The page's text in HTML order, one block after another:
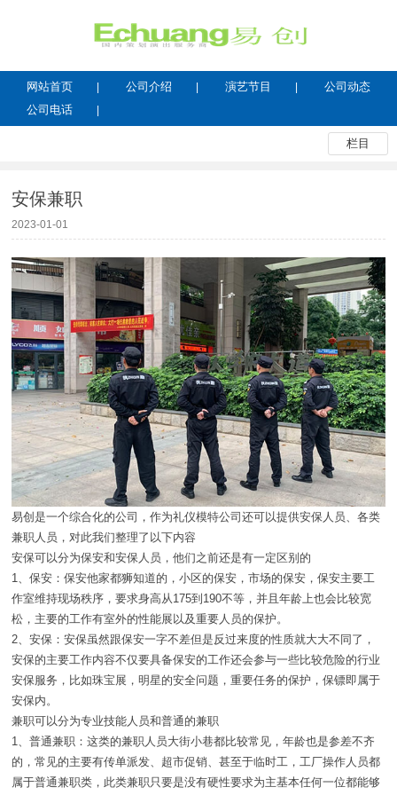
网站首页 公司介绍 演艺节目
公司动态
公司电话
栏目
安保兼职
2023-01-01
易创是一个综合化的公司，作为礼仪模特公司还可以提供安保人员、各类
兼职人员，对此我们整理了以下内容
安保可以分为保安和安保人员，他们之前还是有一定区别的
1、保安：保安他家都狮知道的，小区的保安，市场的保安，保安主要工
作室维持现场秩序，要求身高从175到190不等，并且年龄上也会比较宽
松，主要的工作有室外的性能展以及重要人员的保护。
2、安保：安保虽然跟保安一字不差但是反过来度的性质就大大不同了，
安保的主要工作内容不仅要具备保安的工作还会参与一些比较危险的行业
安保服务，比如珠宝展，明星的安全问题，重要任务的保护，保镖即属于
安保内。
兼职可以分为专业技能人员和普通的兼职
1、普通兼职：这类的兼职人员大街小巷都比较常见，年龄也是参差不齐
的，常见的主要有传单派发、超市促销、甚至于临时工，工厂操作人员都
属于普通兼职类，此类兼职只要是没有硬性要求为主基本任何一位都能够